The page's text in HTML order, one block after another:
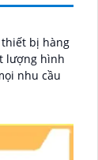
thiết bị hàng
nhu cầu